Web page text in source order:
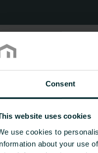
Consent
website uses cookies
use cookies to
about your use